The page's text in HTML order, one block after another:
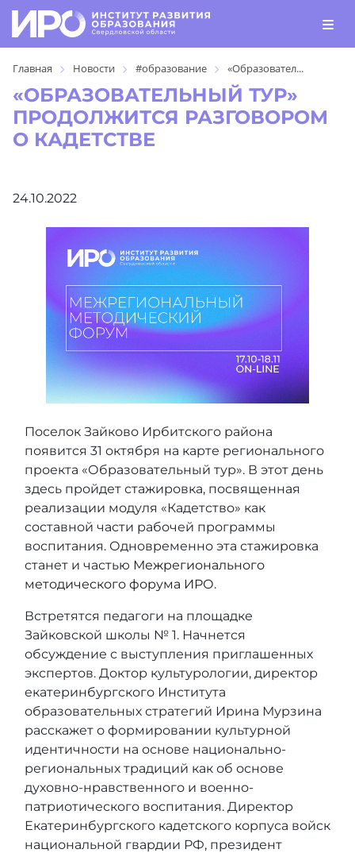
Главная Новости #образование «Образовател...
«ОБРАЗОВАТЕЛЬНЫЙ ТУР»
ПРОДОЛЖИТСЯ РАЗГОВОРОМ
О КАДЕТСТВЕ
24.10.2022
Поселок Зайково Ирбитского района
появится 31 октября на карте регионального
проекта «Образовательный тур». В этот день
здесь пройдет стажировка, посвященная
реализации модуля «Кадетство» как
составной части рабочей программы
воспитания. Одновременно эта стажировка
станет и частью Межрегионального
методического форума ИРО.
Встретятся педагоги на площадке
Зайковской школы № 1. Начнется
обсуждение с выступления приглашенных
экспертов. Доктор культурологии, директор
екатеринбургского Института
образовательных стратегий Ирина Мурзина
расскажет о формировании культурной
идентичности на основе национально-
региональных традиций как об основе
духовно-нравственного и военно-
патриотического воспитания. Директор
Екатеринбургского кадетского корпуса войск
национальной гвардии РФ, президент